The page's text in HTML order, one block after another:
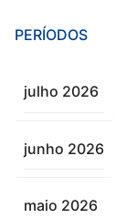
PERÍODOS
julho 2026
junho 2026
maio 2026